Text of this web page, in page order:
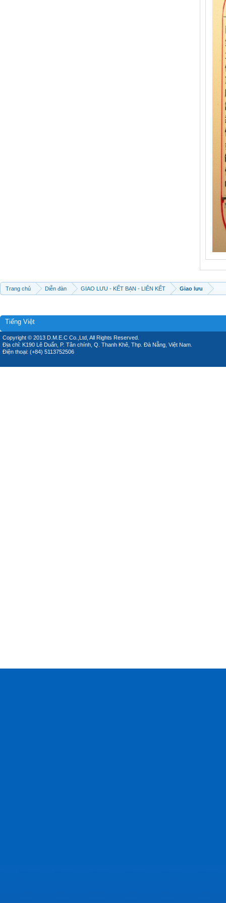
Trang chủ Diễn đàn GIAO LƯU - KẾT BẠN - LIÊN KẾT Giao lưu
Tiếng Việt
Copyright © 2013 D.M.E.C Co.,Ltd, All Rights Reserved.
Địa chỉ: K190 Lê Duẩn, P. Tân chính, Q. Thanh Khê, Thp. Đà Nẵng, Việt Nam.
Điện thoại: (+84) 5113752506